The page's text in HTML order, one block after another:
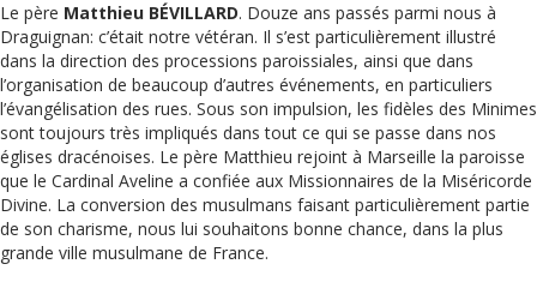
Le père Matthieu BÉVILLARD. Douze ans passés parmi nous à
Draguignan: c’était notre vétéran. Il s’est particulièrement illustré
dans la direction des processions paroissiales, ainsi que dans
l’organisation de beaucoup d’autres événements, en particuliers
l’évangélisation des rues. Sous son impulsion, les fidèles des Minimes
sont toujours très impliqués dans tout ce qui se passe dans nos
églises dracénoises. Le père Matthieu rejoint à Marseille la paroisse
que le Cardinal Aveline a confiée aux Missionnaires de la Miséricorde
Divine. La conversion des musulmans faisant particulièrement partie
de son charisme, nous lui souhaitons bonne chance, dans la plus
grande ville musulmane de France.